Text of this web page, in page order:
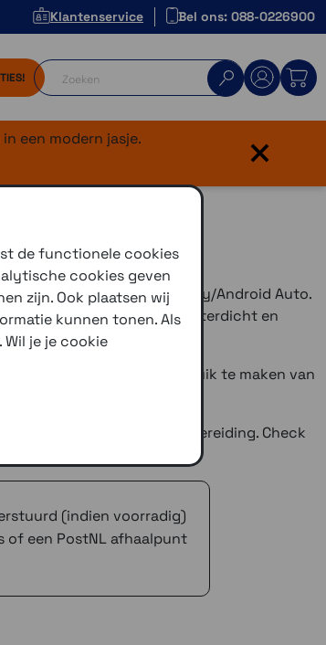
Klantenservice Bel ons: 088-0226900
een modern jasje.
×
systeem met Apple CarPlay/Android Auto.
en berichten, en is waterdicht en
een sim-kaart om gebruik te maken van
de BMW navigatievoorbereiding. Check
(indien voorradig)
of een PostNL afhaalpunt
de functionele cookies
cookies geven
zijn. Ook plaatsen wij
kunnen tonen. Als
je je cookie